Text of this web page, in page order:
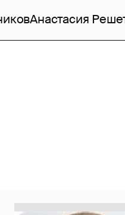
Анастасия